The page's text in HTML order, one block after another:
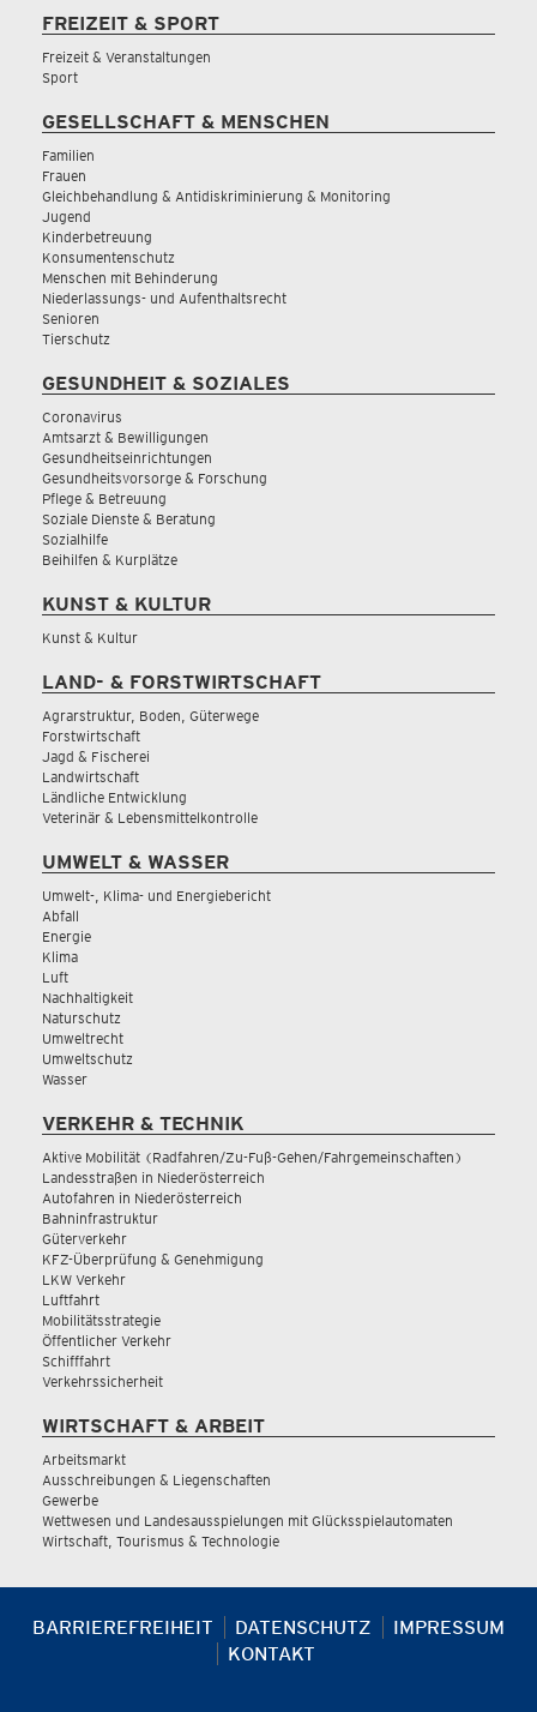
FREIZEIT & SPORT
Freizeit & Veranstaltungen
Sport
GESELLSCHAFT & MENSCHEN
Familien
Frauen
Gleichbehandlung & Antidiskriminierung & Monitoring
Jugend
Kinderbetreuung
Konsumentenschutz
Menschen mit Behinderung
Niederlassungs- und Aufenthaltsrecht
Senioren
Tierschutz
GESUNDHEIT & SOZIALES
Coronavirus
Amtsarzt & Bewilligungen
Gesundheitseinrichtungen
Gesundheitsvorsorge & Forschung
Pflege & Betreuung
Soziale Dienste & Beratung
Sozialhilfe
Beihilfen & Kurplätze
KUNST & KULTUR
Kunst & Kultur
LAND- & FORSTWIRTSCHAFT
Agrarstruktur, Boden, Güterwege
Forstwirtschaft
Jagd & Fischerei
Landwirtschaft
Ländliche Entwicklung
Veterinär & Lebensmittelkontrolle
UMWELT & WASSER
Umwelt-, Klima- und Energiebericht
Abfall
Energie
Klima
Luft
Nachhaltigkeit
Naturschutz
Umweltrecht
Umweltschutz
Wasser
VERKEHR & TECHNIK
Aktive Mobilität (Radfahren/Zu-Fuß-Gehen/Fahrgemeinschaften)
Landesstraßen in Niederösterreich
Autofahren in Niederösterreich
Bahninfrastruktur
Güterverkehr
KFZ-Überprüfung & Genehmigung
LKW Verkehr
Luftfahrt
Mobilitätsstrategie
Öffentlicher Verkehr
Schifffahrt
Verkehrssicherheit
WIRTSCHAFT & ARBEIT
Arbeitsmarkt
Ausschreibungen & Liegenschaften
Gewerbe
Wettwesen und Landesausspielungen mit Glücksspielautomaten
Wirtschaft, Tourismus & Technologie
BARRIEREFREIHEIT DATENSCHUTZ
IMPRESSUM
KONTAKT